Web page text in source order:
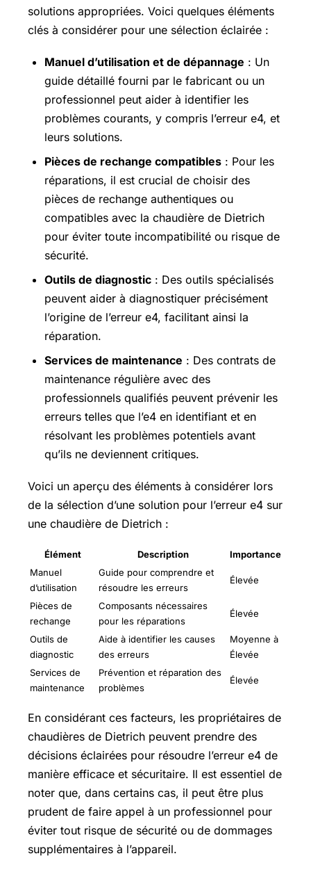
solutions appropriées. Voici quelques éléments
clés à considérer pour une sélection éclairée :
Manuel d’utilisation et de dépannage : Un
guide détaillé fourni par le fabricant ou un
professionnel peut aider à identifier les
problèmes courants, y compris l’erreur e4, et
leurs solutions.
Pièces de rechange compatibles : Pour les
réparations, il est crucial de choisir des
pièces de rechange authentiques ou
compatibles avec la chaudière de Dietrich
pour éviter toute incompatibilité ou risque de
sécurité.
Outils de diagnostic : Des outils spécialisés
peuvent aider à diagnostiquer précisément
l’origine de l’erreur e4, facilitant ainsi la
réparation.
Services de maintenance : Des contrats de
maintenance régulière avec des
professionnels qualifiés peuvent prévenir les
erreurs telles que l’e4 en identifiant et en
résolvant les problèmes potentiels avant
qu’ils ne deviennent critiques.
Voici un aperçu des éléments à considérer lors
de la sélection d’une solution pour l’erreur e4 sur
une chaudière de Dietrich :
Élément Description
Importance
Manuel
d’utilisation
Guide pour comprendre et
résoudre les erreurs
Élevée
Pièces de
rechange
Composants nécessaires
pour les réparations
Élevée
Outils de
diagnostic
Aide à identifier les causes
des erreurs
Moyenne à
Élevée
Services de
maintenance
Prévention et réparation des
problèmes
Élevée
En considérant ces facteurs, les propriétaires de
chaudières de Dietrich peuvent prendre des
décisions éclairées pour résoudre l’erreur e4 de
manière efficace et sécuritaire. Il est essentiel de
noter que, dans certains cas, il peut être plus
prudent de faire appel à un professionnel pour
éviter tout risque de sécurité ou de dommages
supplémentaires à l’appareil.